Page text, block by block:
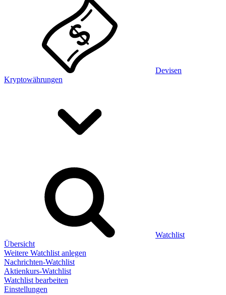
Devisen
Kryptowährungen
Watchlist
Übersicht
Weitere Watchlist anlegen
Nachrichten-Watchlist
Aktienkurs-Watchlist
Watchlist bearbeiten
Einstellungen